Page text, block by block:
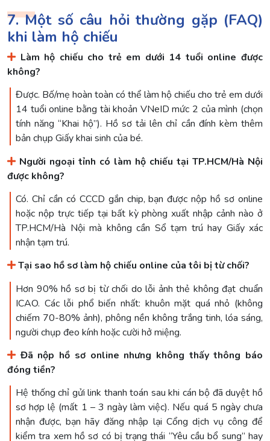
7. Một số câu hỏi thường gặp (FAQ)
khi làm hộ chiếu
Làm hộ chiếu cho trẻ em dưới 14 tuổi online được
không?
Được. Bố/mẹ hoàn toàn có thể làm hộ chiếu cho trẻ em dưới
14 tuổi online bằng tài khoản VNeID mức 2 của mình (chọn
tính năng “Khai hộ”). Hồ sơ tải lên chỉ cần đính kèm thêm
bản chụp Giấy khai sinh của bé.
Người ngoại tỉnh có làm hộ chiếu tại TP.HCM/Hà Nội
được không?
Có. Chỉ cần có CCCD gắn chip, bạn được nộp hồ sơ online
hoặc nộp trực tiếp tại bất kỳ phòng xuất nhập cảnh nào ở
TP.HCM/Hà Nội mà không cần Sổ tạm trú hay Giấy xác
nhận tạm trú.
Tại sao hồ sơ làm hộ chiếu online của tôi bị từ chối?
Hơn 90% hồ sơ bị từ chối do lỗi ảnh thẻ không đạt chuẩn
ICAO. Các lỗi phổ biến nhất: khuôn mặt quá nhỏ (không
chiếm 70-80% ảnh), phông nền không trắng tinh, lóa sáng,
người chụp đeo kính hoặc cười hở miệng.
Đã nộp hồ sơ online nhưng không thấy thông báo
đóng tiền?
Hệ thống chỉ gửi link thanh toán sau khi cán bộ đã duyệt hồ
sơ hợp lệ (mất 1 – 3 ngày làm việc). Nếu quá 5 ngày chưa
nhận được, bạn hãy đăng nhập lại Cổng dịch vụ công để
kiểm tra xem hồ sơ có bị trạng thái “Yêu cầu bổ sung” hay